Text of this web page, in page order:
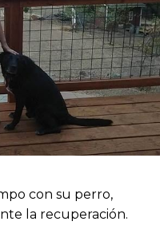
con su perro,
la recuperación.